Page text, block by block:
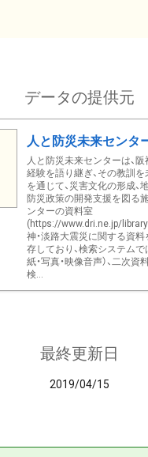
データの提供元
人と防災未来セン
人と防災未来センターは、阪
経験を語り継ぎ、その教訓
を通じて、災害文化の形成、
防災政策の開発支援を図る
ンターの資料室
(https://www.dri.ne.jp/
神・淡路大震災に関する資料
存しており、検索システムで
紙・写真・映像音声）、二次資
検...
最終更新日
2019/04/15